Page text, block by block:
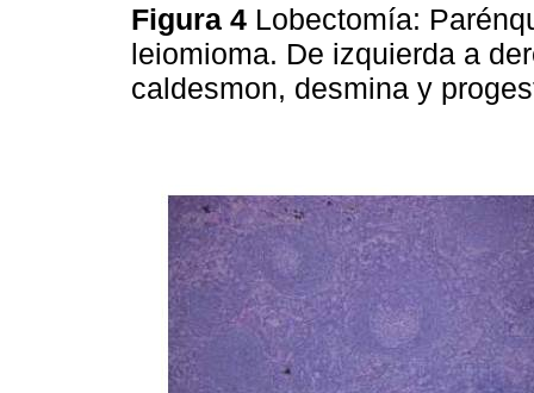
Figura 4 Lobectomía:
leiomioma. De izquierda a
caldesmon, desmina y